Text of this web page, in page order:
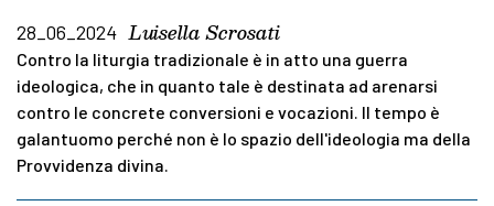
28_06_2024 Luisella Scrosati
Contro la liturgia tradizionale è in atto una guerra
ideologica, che in quanto tale è destinata ad arenarsi
contro le concrete conversioni e vocazioni. Il tempo è
galantuomo perché non è lo spazio dell'ideologia ma della
Provvidenza divina.